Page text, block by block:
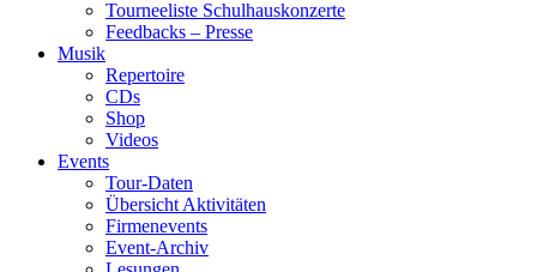
Tourneeliste Schulhauskonzerte
Feedbacks – Presse
Musik
Repertoire
CDs
Shop
Videos
Events
Tour-Daten
Übersicht Aktivitäten
Firmenevents
Event-Archiv